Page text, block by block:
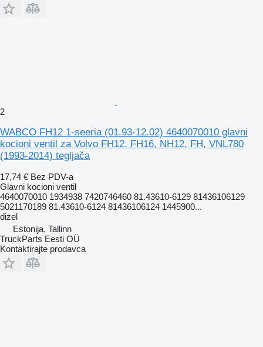
2
WABCO FH12 1-seeria (01.93-12.02) 4640070010 glavni
kocioni ventil za Volvo FH12, FH16, NH12, FH, VNL780
(1993-2014) tegljača
17,74 € Bez PDV-a
Glavni kocioni ventil
4640070010 1934938 7420746460 81.43610-6129 81436106129
5021170189 81.43610-6124 81436106124 1445900...
dizel
Estonija, Tallinn
TruckParts Eesti OÜ
Kontaktirajte prodavca